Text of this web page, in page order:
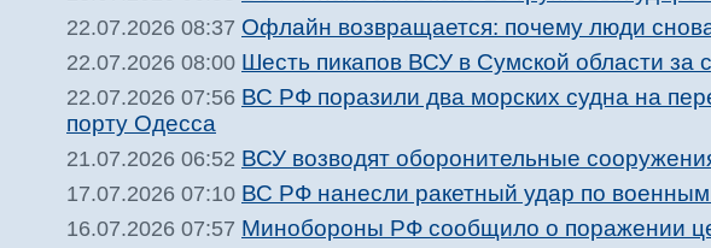
22.07.2026 08:37 Офлайн возвращается: почему люди
22.07.2026 08:00 Шесть пикапов ВСУ в Сумской области
22.07.2026 07:56 ВС РФ поразили два морских судна на
порту Одесса
21.07.2026 06:52 ВСУ возводят оборонительные
17.07.2026 07:10 ВС РФ нанесли ракетный удар по
16.07.2026 07:57 Минобороны РФ сообщило о поражении